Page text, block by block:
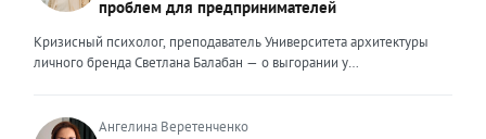
проблем для предпринимателей
Кризисный психолог, преподаватель Университета архитектуры
личного бренда Светлана Балабан — о выгорании у
проблемой, однако выгорание у предпринимателей заметно
Ангелина Веретенченко